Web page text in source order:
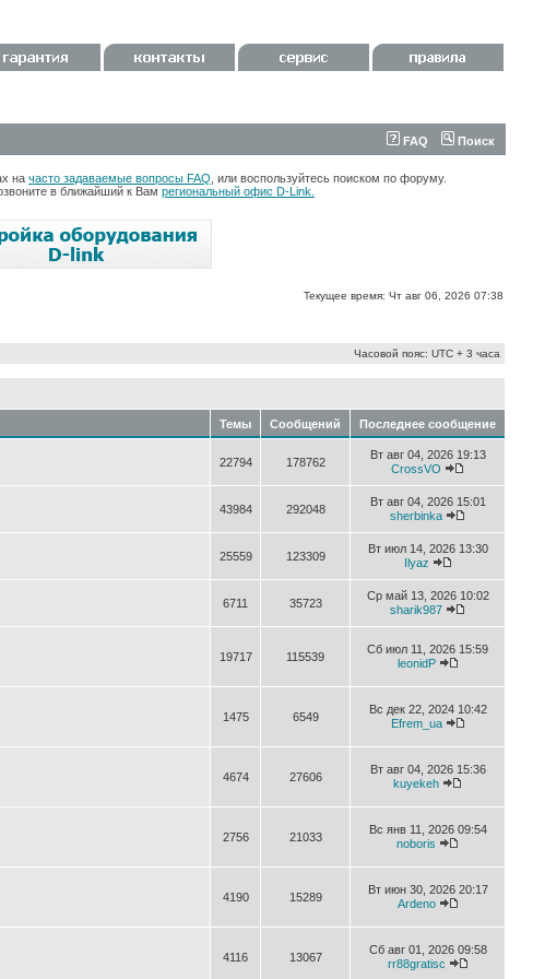
FAQ Поиск
на часто задаваемые вопросы FAQ , или воспользуйтесь поиском по форуму.
в ближайший к Вам региональный офис D-Link.
Текущее время: Чт авг 06, 2026 07:38
Часовой пояс: UTC + 3 часа
Темы Сообщений Последнее сообщение
22794 178762
Вт авг 04, 2026 19:13
CrossVO
43984 292048
Вт авг 04, 2026 15:01
sherbinka
25559 123309
Вт июл 14, 2026 13:30
Ilyaz
6711 35723
Ср май 13, 2026 10:02
sharik987
19717 115539
Сб июл 11, 2026 15:59
leonidP
1475 6549
Вс дек 22, 2024 10:42
Efrem_ua
4674 27606
Вт авг 04, 2026 15:36
kuyekeh
2756 21033
Вс янв 11, 2026 09:54
noboris
4190 15289
Вт июн 30, 2026 20:17
Ardeno
4116 13067
Сб авг 01, 2026 09:58
rr88gratisc